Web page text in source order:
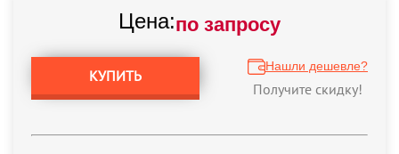
Цена:по запросу
КУПИТЬ
Нашли дешевле?
Получите скидку!